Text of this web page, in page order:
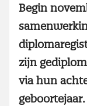
Begin
zijn
via hun